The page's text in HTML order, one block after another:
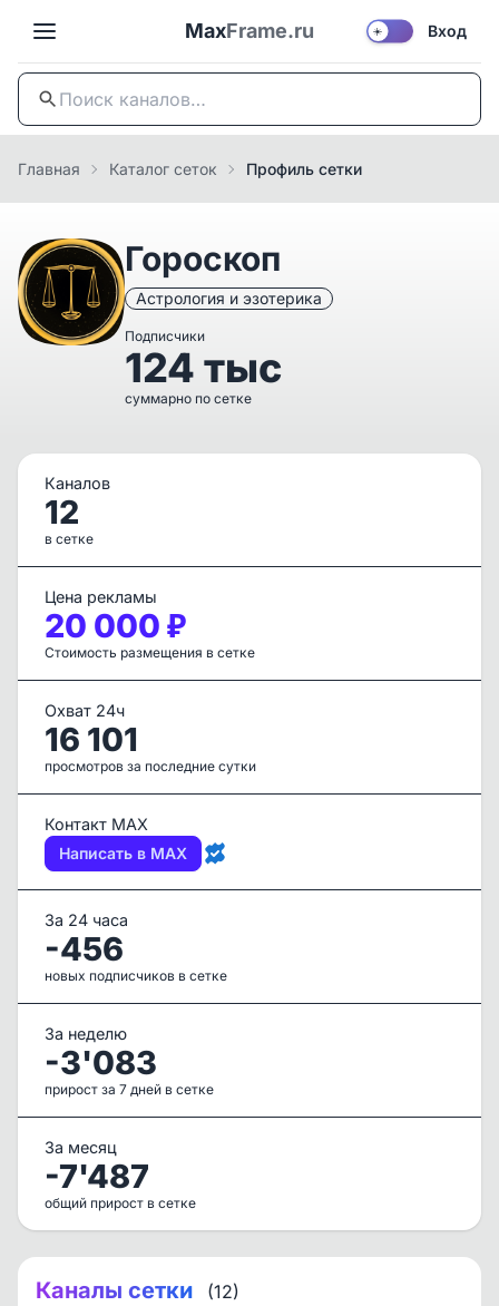
MaxFrame.ru ☀️ Вход
Главная Каталог сеток Профиль сетки
Гороскоп
Астрология и эзотерика
Подписчики
124 тыс
суммарно по сетке
Каналов
12
в сетке
Цена рекламы
20 000 ₽
Стоимость размещения в сетке
Охват 24ч
16 101
просмотров за последние сутки
Контакт MAX
Написать в MAX
За 24 часа
-456
новых подписчиков в сетке
За неделю
-3'083
прирост за 7 дней в сетке
За месяц
-7'487
общий прирост в сетке
Каналы сетки (12)